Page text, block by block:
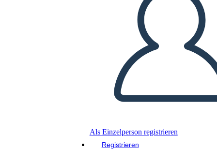
Als Einzelperson registrieren
Registrieren
DIASHOW ABSPIELEN
LIES MIR VOR